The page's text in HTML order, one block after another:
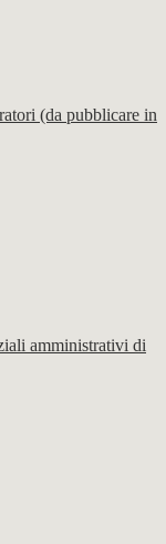
(da pubblicare in
amministrativi di